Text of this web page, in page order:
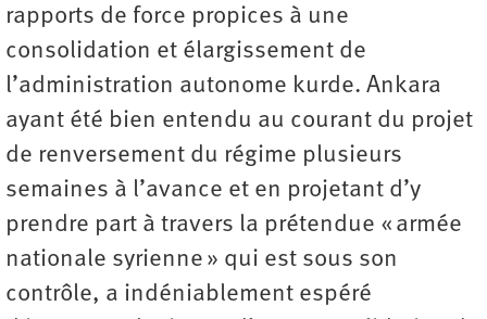
rapports de force propices à une
consolidation et élargissement de
l’administration autonome kurde. Ankara
ayant été bien entendu au courant du projet
de renversement du régime plusieurs
semaines à l’avance et en projetant d’y
prendre part à travers la prétendue « armée
nationale syrienne » qui est sous son
contrôle, a indéniablement espéré